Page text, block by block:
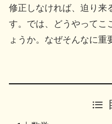
修正しなければ、迫り来
す。では、どうやってこ
ょうか。なぜそんなに重